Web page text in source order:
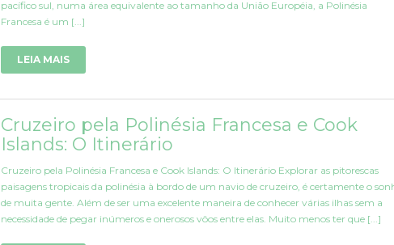
pacífico sul, numa área equivalente ao tamanho da União Européia, a Polinésia
Francesa é um [...]
LEIA MAIS
Cruzeiro pela Polinésia Francesa e Cook
Islands: O Itinerário
Cruzeiro pela Polinésia Francesa e Cook Islands: O Itinerário Explorar as pitorescas
paisagens tropicais da polinésia à bordo de um navio de cruzeiro, é certamente o
de muita gente. Além de ser uma excelente maneira de conhecer várias ilhas sem a
necessidade de pegar inúmeros e onerosos vôos entre elas. Muito menos ter que [...]